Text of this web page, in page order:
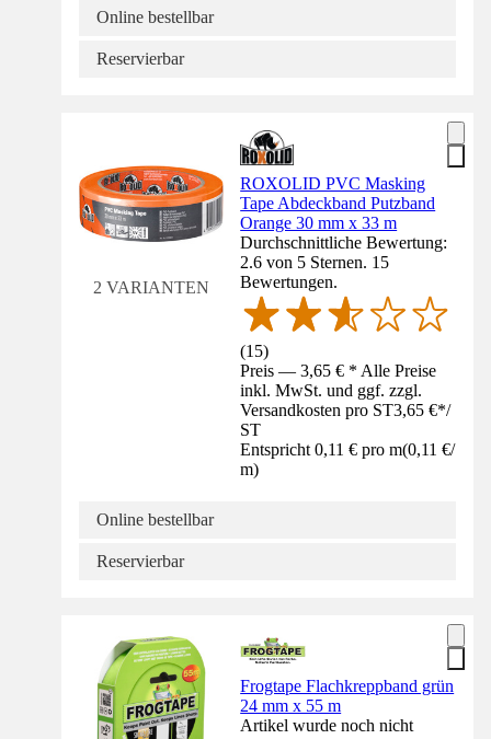
Online bestellbar
Reservierbar
2 VARIANTEN
ROXOLID PVC Masking
Tape Abdeckband Putzband
Orange 30 mm x 33 m
Durchschnittliche Bewertung:
2.6 von 5 Sternen. 15
Bewertungen.
(15)
Preis — 3,65 € * Alle Preise
inkl. MwSt. und ggf. zzgl.
Versandkosten pro ST3,65 €*/
ST
Entspricht 0,11 € pro m(0,11 €/
m)
Online bestellbar
Reservierbar
Frogtape Flachkreppband grün
24 mm x 55 m
Artikel wurde noch nicht